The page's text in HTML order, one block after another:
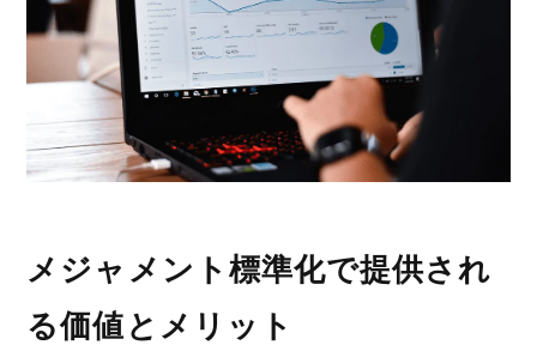
メジャメント標準化で提供され
る価値とメリット